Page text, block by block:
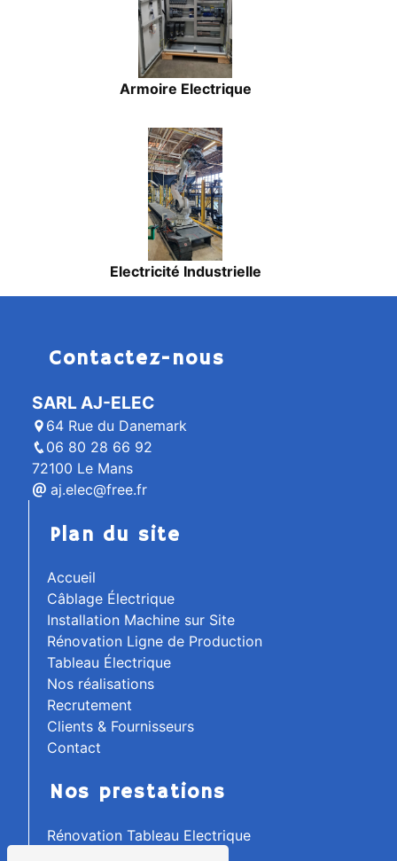
Armoire Electrique
Electricité Industrielle
Contactez-nous
SARL AJ-ELEC
64 Rue du Danemark
72100 Le Mans
06 80 28 66 92
aj.elec@free.fr
Plan du site
Accueil
Tableau Électrique
Câblage Électrique
Nos réalisations
Contact
Installation Machine sur Site
Rénovation Ligne de Production
Recrutement
Clients & Fournisseurs
Nos prestations
Rénovation Tableau Electrique